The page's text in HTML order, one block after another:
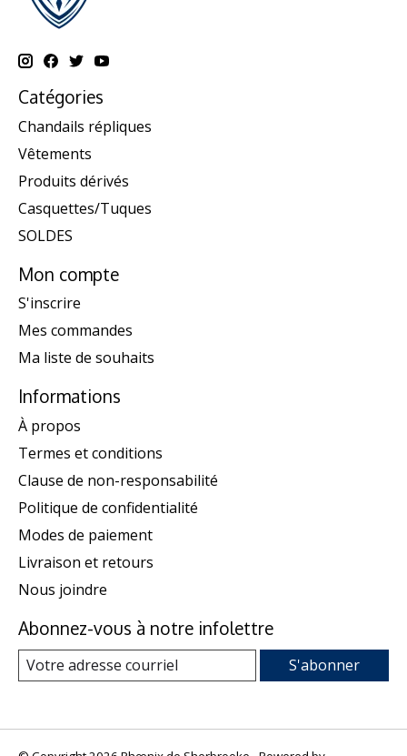
Catégories
Chandails répliques
Vêtements
Produits dérivés
Casquettes/Tuques
SOLDES
Mon compte
S'inscrire
Mes commandes
Ma liste de souhaits
Informations
À propos
Termes et conditions
Clause de non-responsabilité
Politique de confidentialité
Modes de paiement
Livraison et retours
Nous joindre
Abonnez-vous à notre infolettre
S'abonner